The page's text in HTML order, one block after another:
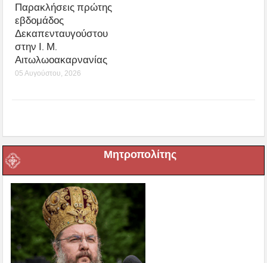
Παρακλήσεις πρώτης
εβδομάδος
Δεκαπενταυγούστου
στην Ι. Μ.
Αιτωλωοακαρνανίας
05 Αυγούστου, 2026
Μητροπολίτης